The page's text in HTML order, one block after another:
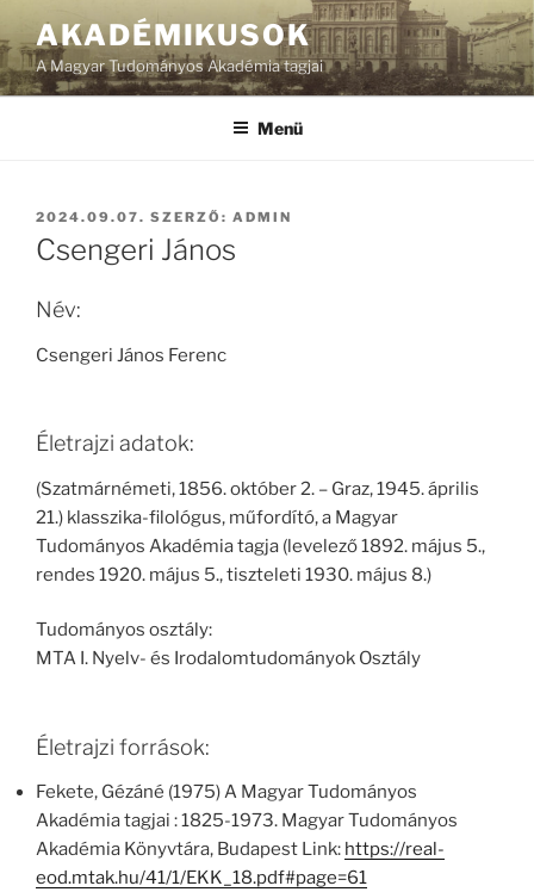
AKADÉMIKUSOK
A Magyar Tudományos Akadémia tagjai
Menü
BEKÜLDVE:
2024.09.07. SZERZŐ: ADMIN
Csengeri János
Név:
Csengeri János Ferenc
Életrajzi adatok:
(Szatmárnémeti, 1856. október 2. – Graz, 1945. április
21.) klasszika-filológus, műfordító, a Magyar
Tudományos Akadémia tagja (levelező 1892. május 5.,
rendes 1920. május 5., tiszteleti 1930. május 8.)
Tudományos osztály:
MTA I. Nyelv- és Irodalomtudományok Osztály
Életrajzi források:
Fekete, Gézáné (1975) A Magyar Tudományos
Akadémia tagjai : 1825-1973. Magyar Tudományos
Akadémia Könyvtára, Budapest Link: https://real-
eod.mtak.hu/41/1/EKK_18.pdf#page=61